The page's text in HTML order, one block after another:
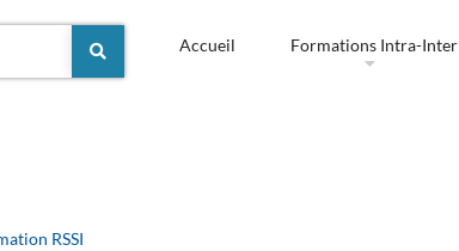
Accueil Formations Intra-Inter
RSSI